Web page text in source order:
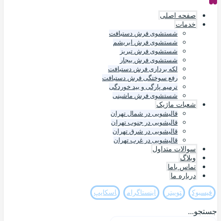
صفحه اصلی
خدمات
شستشوی فرش دستبافت
شستشوی فرش ابریشم
شستشوی فرش تبریز
شستشوی فرش بیجار
لکه برداری فرش دستبافت
رفع سوختگی فرش دستبافت
ترمیم پارگی و بید خوردگی
شستشوی فرش ماشینی
شعبات ماژیک
قالیشویی در شمال تهران
قالیشویی در جنوب تهران
قالیشویی در شرق تهران
قالیشویی در غرب تهران
سوالات متداول
وبلاگ
تماس باما
درباره ما
فيسبوک تويیتر اینستاگرام اسکایپ
جستجو...